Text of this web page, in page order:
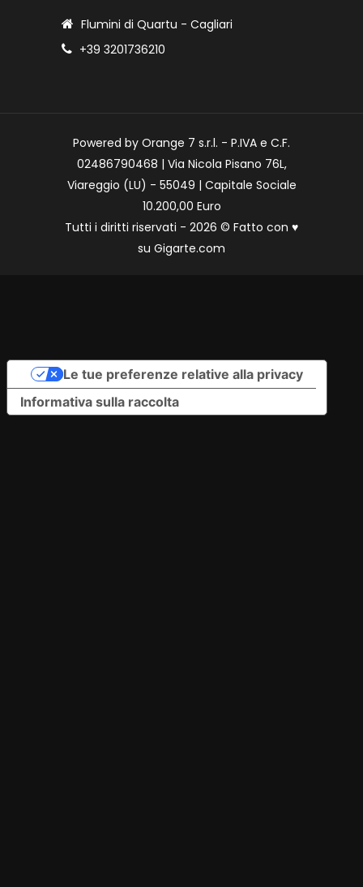
Flumini di Quartu - Cagliari
+39 3201736210
Powered by Orange 7 s.r.l. - P.IVA e C.F.
02486790468 | Via Nicola Pisano 76L,
Viareggio (LU) - 55049 | Capitale Sociale
10.200,00 Euro
Tutti i diritti riservati - 2026 © Fatto con ♥
su Gigarte.com
Informativa sulla raccolta
Le tue preferenze relative alla privacy